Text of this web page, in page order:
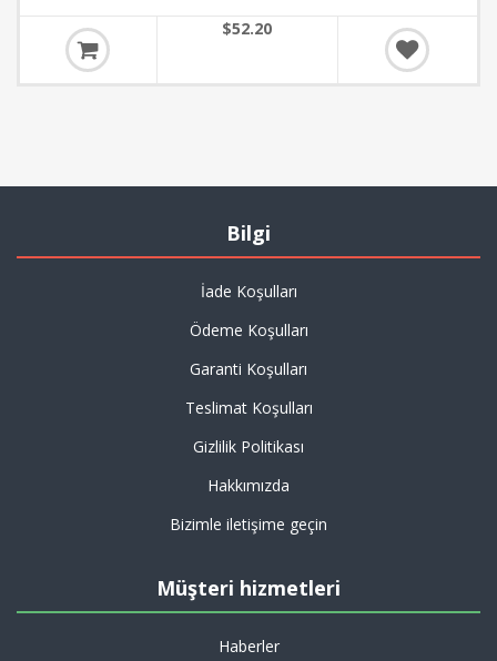
$52.20
Bilgi
İade Koşulları
Ödeme Koşulları
Garanti Koşulları
Teslimat Koşulları
Gizlilik Politikası
Hakkımızda
Bizimle iletişime geçin
Müşteri hizmetleri
Haberler